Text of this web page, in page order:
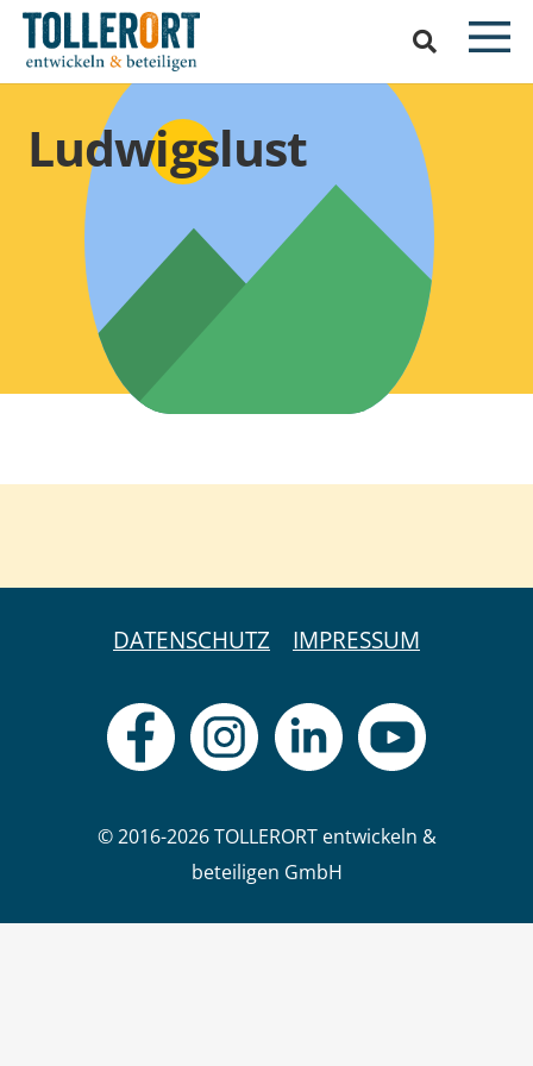
Ludwigslust
DATENSCHUTZ IMPRESSUM
© 2016-2026 TOLLERORT entwickeln &
beteiligen GmbH